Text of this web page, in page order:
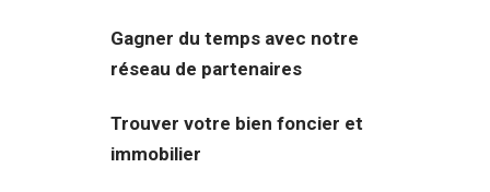
Gagner du temps avec notre
réseau de partenaires
Trouver votre bien foncier et
immobilier